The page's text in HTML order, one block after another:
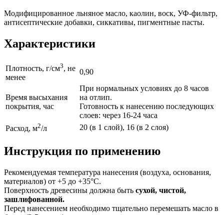
Модифицированное льняное масло, каолин, воск, УФ-фильтр,
антисептические добавки, сиккативы, пигментные пасты.
Характеристики
Плотность, г/см3, не
менее
0,90
Время высыхания
покрытия, час
При нормальных условиях до 8 часов
на отлип.
Готовность к нанесению последующих
слоев: через 16-24 часа
Расход, м2/л 20 (в 1 слой), 16 (в 2 слоя)
Инструкция по применению
Рекомендуемая температура нанесения (воздуха, основания,
материалов) от +5 до +35°С.
Поверхность древесины должна быть сухой, чистой,
зашлифованной.
Перед нанесением необходимо тщательно перемешать масло в